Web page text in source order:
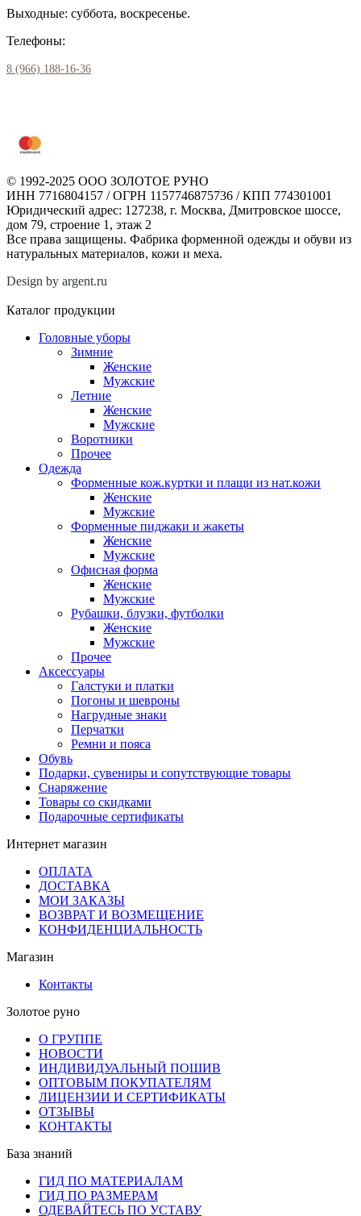
Выходные: суббота, воскресенье.
Телефоны:
8 (966) 188-16-36
© 1992-2025 ООО ЗОЛОТОЕ РУНО
ИНН 7716804157 / ОГРН 1157746875736 / КПП 774301001
Юридический адрес: 127238, г. Москва, Дмитровское шоссе,
дом 79, строение 1, этаж 2
Все права защищены. Фабрика форменной одежды и обуви из
натуральных материалов, кожи и меха.
Design by argent.ru
Каталог продукции
Головные уборы
Зимние
Женские
Мужские
Летние
Женские
Мужские
Воротники
Прочее
Одежда
Форменные кож.куртки и плащи из нат.кожи
Женские
Мужские
Форменные пиджаки и жакеты
Женские
Мужские
Офисная форма
Женские
Мужские
Рубашки, блузки, футболки
Женские
Мужские
Прочее
Аксессуары
Галстуки и платки
Погоны и шевроны
Нагрудные знаки
Перчатки
Ремни и пояса
Обувь
Подарки, сувениры и сопутствующие товары
Снаряжение
Товары со скидками
Подарочные сертификаты
Интернет магазин
ОПЛАТА
ДОСТАВКА
МОИ ЗАКАЗЫ
ВОЗВРАТ И ВОЗМЕЩЕНИЕ
КОНФИДЕНЦИАЛЬНОСТЬ
Магазин
Контакты
Золотое руно
О ГРУППЕ
НОВОСТИ
ИНДИВИДУАЛЬНЫЙ ПОШИВ
ОПТОВЫМ ПОКУПАТЕЛЯМ
ЛИЦЕНЗИИ И СЕРТИФИКАТЫ
ОТЗЫВЫ
КОНТАКТЫ
База знаний
ГИД ПО МАТЕРИАЛАМ
ГИД ПО РАЗМЕРАМ
ОДЕВАЙТЕСЬ ПО УСТАВУ